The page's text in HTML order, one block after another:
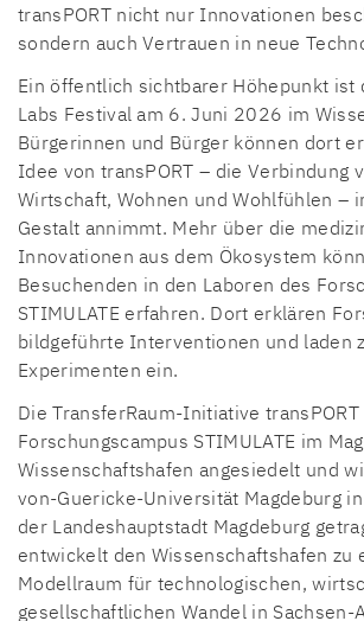
transPORT nicht nur Innovationen
sondern auch Vertrauen in neue
Ein öffentlich sichtbarer Höhepunkt ist
Labs Festival am 6. Juni 2026 im
Bürgerinnen und Bürger können dort
Idee von transPORT – die Verbindung
Wirtschaft, Wohnen und Wohlfühlen –
Gestalt annimmt. Mehr über die
Innovationen aus dem Ökosystem
Besuchenden in den Laboren des
STIMULATE erfahren. Dort erklären
bildgeführte Interventionen und laden
Experimenten ein.
Die TransferRaum-Initiative transPORT
Forschungscampus STIMULATE im
Wissenschaftshafen angesiedelt und
von-Guericke-Universität Magdeburg
der Landeshauptstadt Magdeburg
entwickelt den Wissenschaftshafen zu
Modellraum für technologischen,
gesellschaftlichen Wandel in Sachsen-